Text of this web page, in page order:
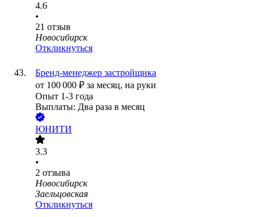
4.6
•
21 отзыв
Новосибирск
Откликнуться
Бренд-менеджер застройщика
от 100 000 ₽ за месяц, на руки
Опыт 1-3 года
Выплаты: Два раза в месяц
ЮНИТИ
3.3
•
2 отзыва
Новосибирск
Заельцовская
Откликнуться